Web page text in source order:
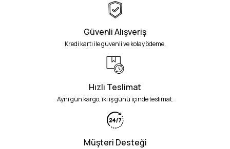
Güvenli Alışveriş
Kredi kartı ile güvenli ve kolay ödeme.
Hızlı Teslimat
Aynı gün kargo, iki iş günü içinde teslimat.
Müşteri Desteği